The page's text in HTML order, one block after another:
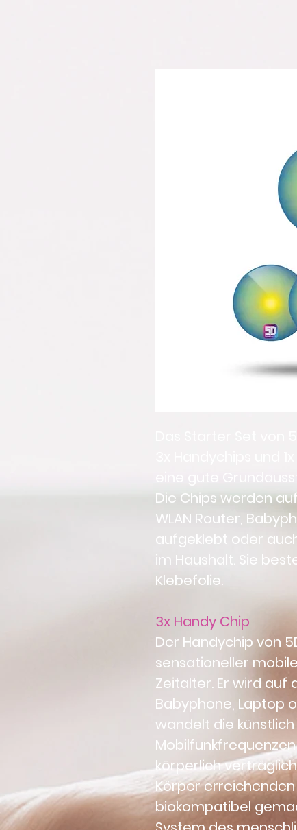
Die Chips werden
WLAN Router,
aufgeklebt oder
im Haushalt. Sie
Klebefolie.
3x Handy Chip
Der Handychip von
sensationeller
Zeitalter. Er wird auf
Babyphone, Laptop
wandelt die
körperlich
Körper
biokompatibel